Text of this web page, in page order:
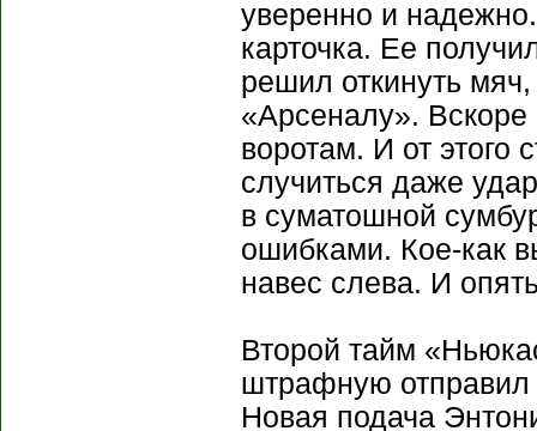
уверенно и
карточка. Ее
решил откинуть
«Арсеналу».
воротам. И от этого
случиться даже
в суматошной
ошибками. Кое-как
навес слева. И
Второй тайм
штрафную отправил
Новая подача